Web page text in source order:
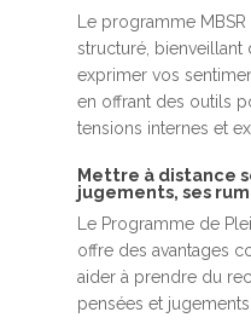
Le programme
structuré,
exprimer vos
en offrant des outils
tensions internes et
Mettre à distance
jugements, ses
Le Programme de
offre des avantages
aider à prendre du
pensées et